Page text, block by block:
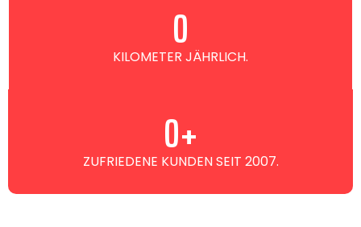
KILOMETER JÄHRLICH.
0
ZUFRIEDENE KUNDEN SEIT 2007.
0+